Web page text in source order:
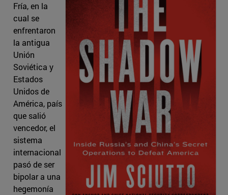
Fría, en la
cual se
enfrentaron
la antigua
Unión
Soviética y
Estados
Unidos de
América, país
que salió
vencedor, el
sistema
internacional
pasó de ser
bipolar a una
hegemonía